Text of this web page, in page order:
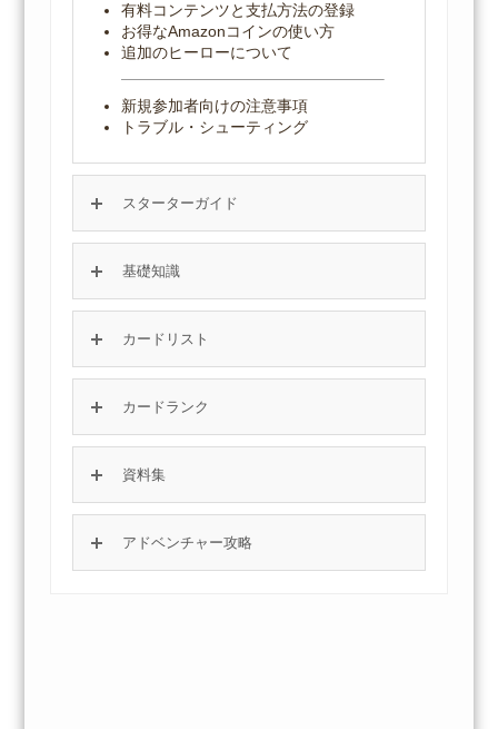
有料コンテンツと支払方法の登録
お得なAmazonコインの使い方
追加のヒーローについて
新規参加者向けの注意事項
トラブル・シューティング
スターターガイド
基礎知識
カードリスト
カードランク
資料集
アドベンチャー攻略